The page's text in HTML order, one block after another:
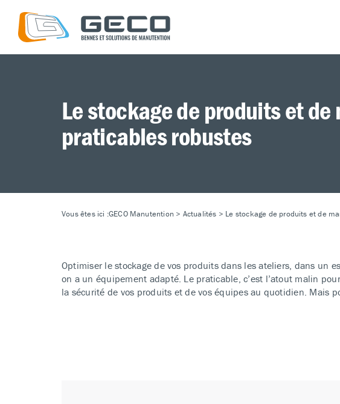
Le stockage de produits et
praticables robustes
Vous êtes ici :GECO Manutention > Actualités > Le stockage de produits et de
Optimiser le stockage de vos produits dans les ateliers, dans un
on a un équipement adapté. Le praticable, c’est l’atout malin
la sécurité de vos produits et de vos équipes au quotidien. Mais